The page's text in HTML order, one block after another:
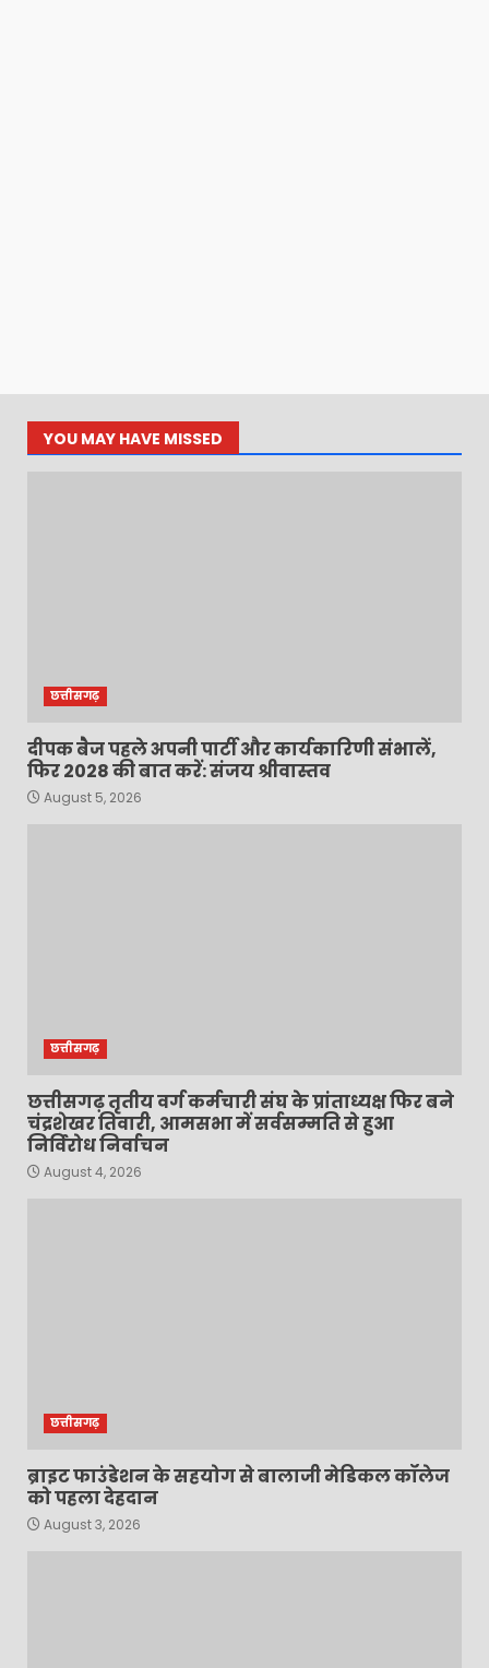
YOU MAY HAVE MISSED
छत्तीसगढ़
दीपक बैज पहले अपनी पार्टी और कार्यकारिणी संभालें,
फिर 2028 की बात करें: संजय श्रीवास्तव
August 5, 2026
छत्तीसगढ़
छत्तीसगढ़ तृतीय वर्ग कर्मचारी संघ के प्रांताध्यक्ष फिर बने
चंद्रशेखर तिवारी, आमसभा में सर्वसम्मति से हुआ
निर्विरोध निर्वाचन
August 4, 2026
छत्तीसगढ़
ब्राइट फाउंडेशन के सहयोग से बालाजी मेडिकल कॉलेज
को पहला देहदान
August 3, 2026